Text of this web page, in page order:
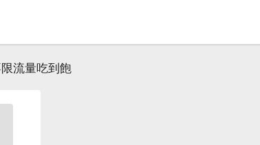
流量吃到飽